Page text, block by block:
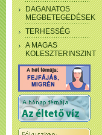
DAGANATOS
MEGBETEGEDÉSEK
TERHESSÉG
A MAGAS
KOLESZTERINSZINT